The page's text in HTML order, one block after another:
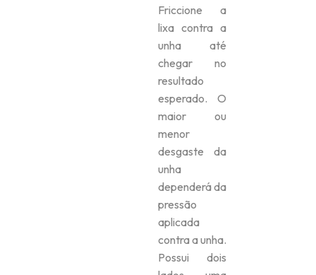
Friccione a
lixa contra a
unha até
chegar no
resultado
esperado. O
maior ou
menor
desgaste da
unha
dependerá da
pressão
aplicada
contra a unha.
Possui dois